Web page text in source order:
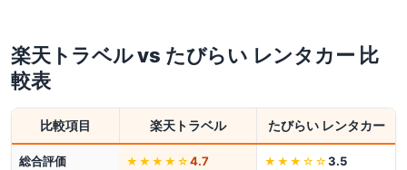
楽天トラベルvs たびらい レンタカー 比
較表
比較項目 楽天トラベル たびらい レンタカー
総合評価 ★★★★ ☆ 4.7
★★★ ☆☆ 3.5